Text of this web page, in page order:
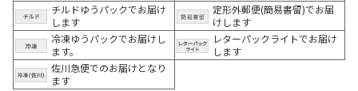
チルドゆうパックでお届け
します
定形外郵便(簡易書留)でお届
けします
冷凍ゆうパックでお届けし
ます。
レターパックライトでお届け
します
佐川急便でのお届けとなり
ます